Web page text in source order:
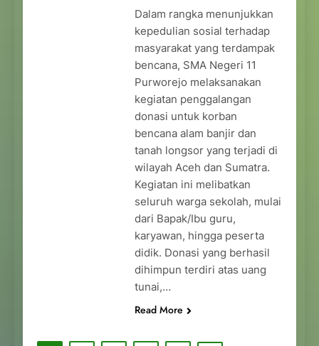
Dalam rangka menunjukkan
kepedulian sosial terhadap
masyarakat yang terdampak
bencana, SMA Negeri 11
Purworejo melaksanakan
kegiatan penggalangan
donasi untuk korban
bencana alam banjir dan
tanah longsor yang terjadi di
wilayah Aceh dan Sumatra.
Kegiatan ini melibatkan
seluruh warga sekolah, mulai
dari Bapak/Ibu guru,
karyawan, hingga peserta
didik. Donasi yang berhasil
dihimpun terdiri atas uang
tunai,…
Read More